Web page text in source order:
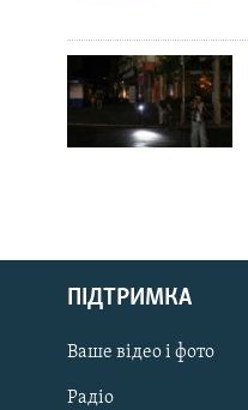
Русский
Qırımtatar
ДОЛУЧАЙСЯ!
ПІДТРИМКА
Ваше відео і фото
Радіо